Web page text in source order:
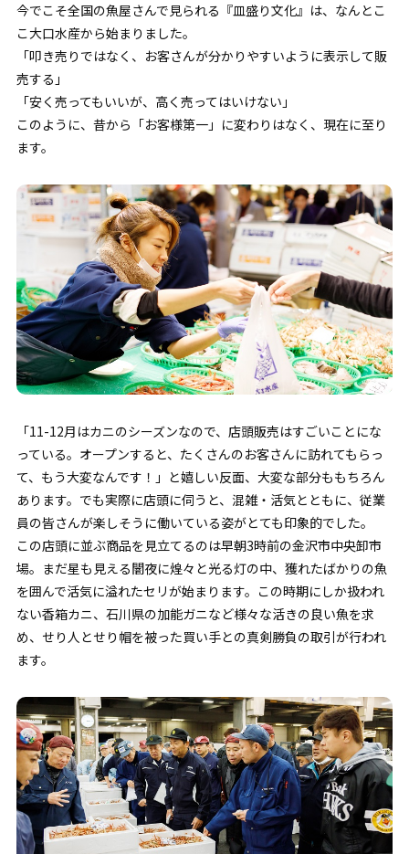
今でこそ全国の魚屋さんで見られる『皿盛り文化』は、なんとこ
こ大口水産から始まりました。
「叩き売りではなく、お客さんが分かりやすいように表示して販
売する」
「安く売ってもいいが、高く売ってはいけない」
このように、昔から「お客様第一」に変わりはなく、現在に至り
ます。
「11-12月はカニのシーズンなので、店頭販売はすごいことにな
っている。オープンすると、たくさんのお客さんに訪れてもらっ
て、もう大変なんです！」と嬉しい反面、大変な部分ももちろん
あります。でも実際に店頭に伺うと、混雑・活気とともに、従業
員の皆さんが楽しそうに働いている姿がとても印象的でした。
この店頭に並ぶ商品を見立てるのは早朝3時前の金沢市中央卸市
場。まだ星も見える闇夜に煌々と光る灯の中、獲れたばかりの魚
を囲んで活気に溢れたセリが始まります。この時期にしか扱われ
ない香箱カニ、石川県の加能ガニなど様々な活きの良い魚を求
め、せり人とせり帽を被った買い手との真剣勝負の取引が行われ
ます。